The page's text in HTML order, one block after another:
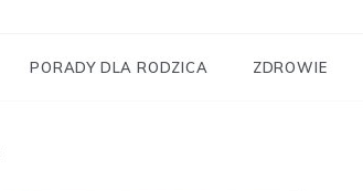
PORADY DLA RODZICA ZDROWIE